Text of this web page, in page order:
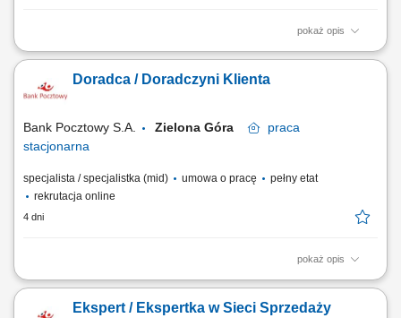
pokaż opis
Opis stanowiska: Zapewniamy ciepłą bazę klientów – zainteresowani
klientów, wykonujemy połączenia przez IP-telefon i zapisujemy
wszystkie działania. Kontakt z rodzicem (telefon/SMS), analiza potrzeb
Doradca / Doradczyni Klienta
Bank Pocztowy S.A. Zielona Góra
praca
stacjonarna
specjalista / specjalistka (mid) umowa o pracę
pełny etat
rekrutacja online
4 dni
pokaż opis
Twój zakres obowiązków diagnozowanie potrzeb i oczekiwań Klientów,
sprzedażowych, kształtowanie pozytywnego wizerunku Banku poprzez
Ekspert / Ekspertka w Sieci Sprzedaży